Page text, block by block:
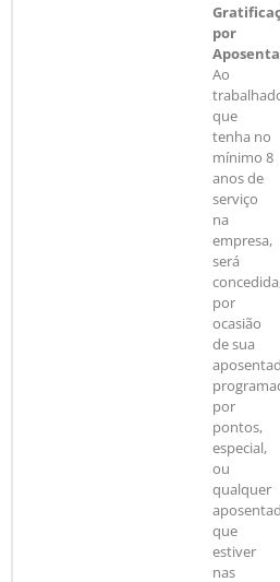
por
Ao
que
tenha no
mínimo 8
anos de
serviço
na
empresa,
será
por
ocasião
de sua
por
pontos,
especial,
ou
qualquer
que
estiver
nas